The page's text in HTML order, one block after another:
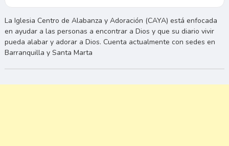
La Iglesia Centro de Alabanza y Adoración (CAYA) está enfocada
en ayudar a las personas a encontrar a Dios y que su diario vivir
pueda alabar y adorar a Dios. Cuenta actualmente con sedes en
Barranquilla y Santa Marta